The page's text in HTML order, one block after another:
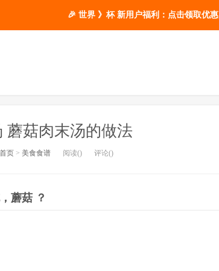
蘑菇肉末汤的做法
首页> 美食食谱 阅读() 评论()
蘑菇 ？
🎉 世界 》杯 新用户福利：点击领取优惠